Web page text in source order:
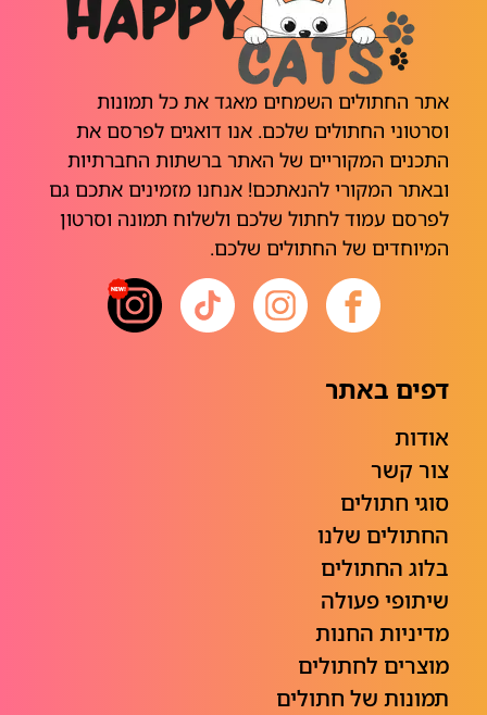
אתר החתולים השמחים מאגד את כל תמונות
וסרטוני החתולים שלכם. אנו דואגים לפרסם את
התכנים המקוריים של האתר ברשתות החברתיות
ובאתר המקורי להנאתכם! אנחנו מזמינים אתכם גם
לפרסם עמוד לחתול שלכם ולשלוח תמונה וסרטון
המיוחדים של החתולים שלכם.
דפים באתר
אודות
צור קשר
סוגי חתולים
החתולים שלנו
בלוג החתולים
שיתופי פעולה
מדיניות החנות
מוצרים לחתולים
תמונות של חתולים